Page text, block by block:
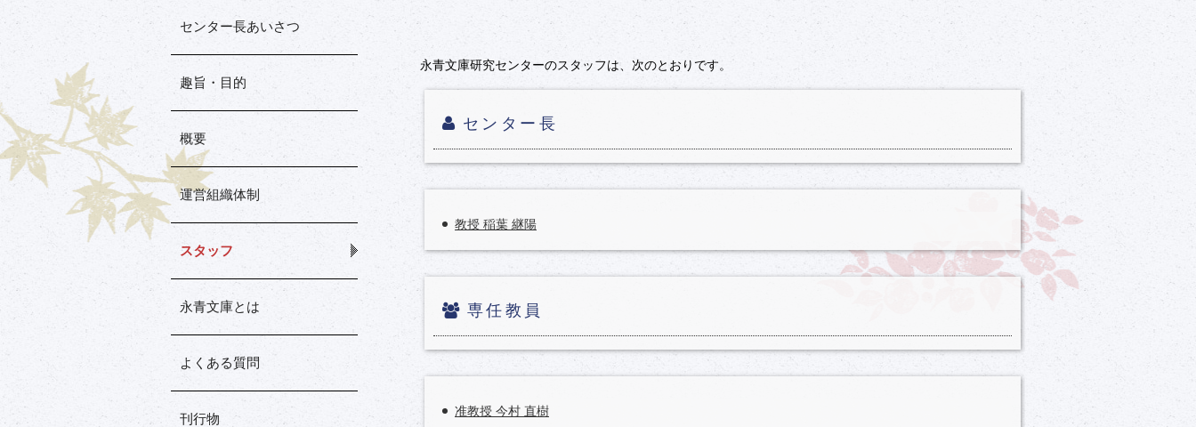
永青文庫研究センターのスタッフは、次のとおりです。
センター長
教授 稲葉 継陽
専任教員
准教授 今村 直樹
センター長あいさつ
趣旨・目的
概要
運営組織体制
スタッフ
永青文庫とは
よくある質問
刊行物